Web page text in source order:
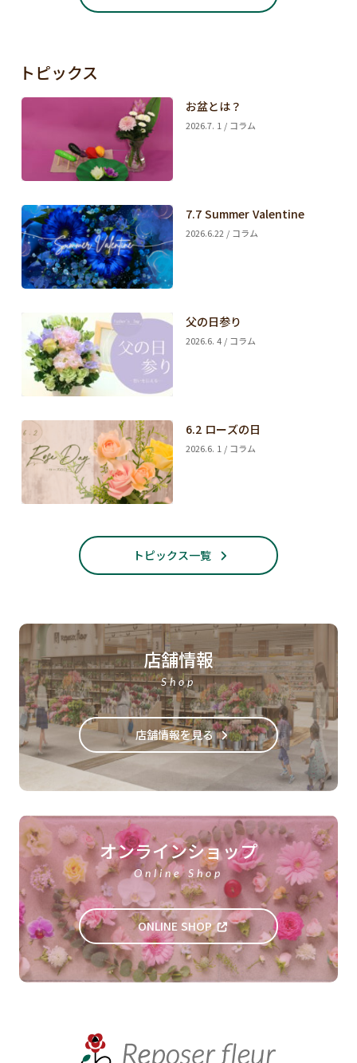
トピックス
お盆とは？
2026.7. 1 / コラム
7.7 Summer Valentine
2026.6.22 / コラム
父の日参り
2026.6. 4 / コラム
6.2 ローズの日
2026.6. 1 / コラム
トピックス一覧
店舗情報
Shop
店舗情報を見る
オンラインショップ
Online Shop
ONLINE SHOP